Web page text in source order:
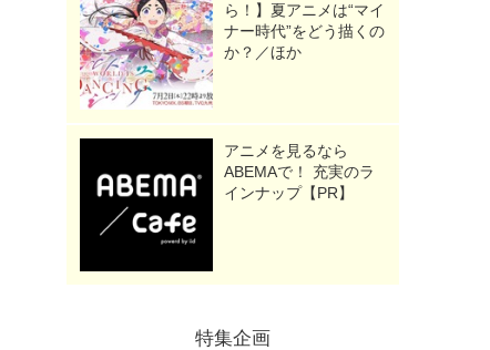
ら！】夏アニメは“マイ
ナー時代”をどう描くの
か？／ほか
アニメを見るなら
ABEMAで！ 充実のラ
インナップ【PR】
特集企画